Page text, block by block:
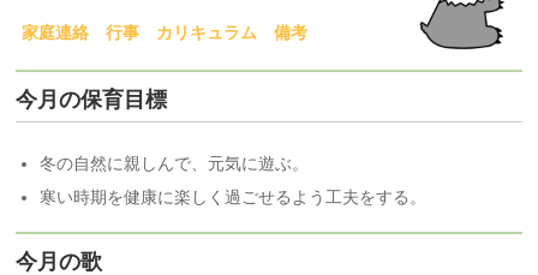
家庭連絡 行事 カリキュラム 備考
今月の保育目標
冬の自然に親しんで、元気に遊ぶ。
寒い時期を健康に楽しく過ごせるよう工夫をする。
今月の歌